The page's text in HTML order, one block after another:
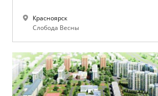
Красноярск
Слобода Весны